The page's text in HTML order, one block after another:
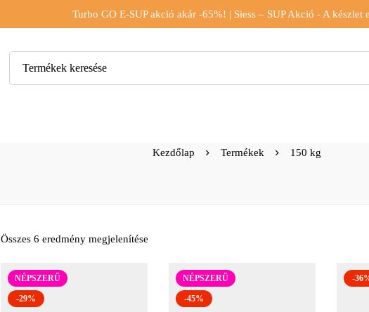
Turbo GO E-SUP akció akár -65%! | Siess – SUP Akció - A készlet
Kezdőlap Termékek 150 kg
Összes 6 eredmény megjelenítése
NÉPSZERŰ
-29%
NÉPSZERŰ
-45%
-